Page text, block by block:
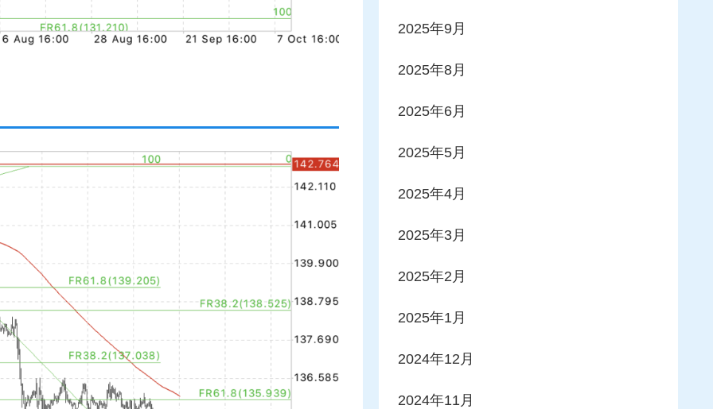
2025年9月
2025年8月
2025年6月
2025年5月
2025年4月
2025年3月
2025年2月
2025年1月
2024年12月
2024年11月